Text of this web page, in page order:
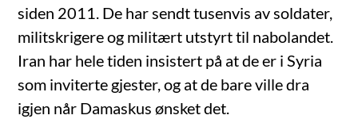
siden 2011. De har sendt tusenvis av soldater,
militskrigere og militært utstyrt til nabolandet.
Iran har hele tiden insistert på at de er i Syria
som inviterte gjester, og at de bare ville dra
igjen når Damaskus ønsket det.